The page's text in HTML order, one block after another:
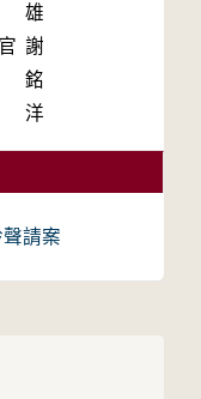
雄
謝
銘
洋
請案